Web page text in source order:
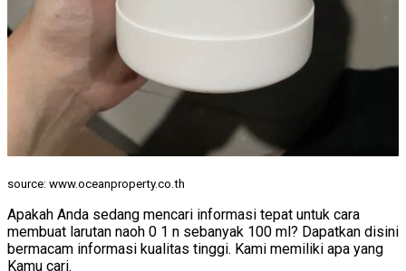
source: www.oceanproperty.co.th
Apakah Anda sedang mencari informasi tepat untuk cara
membuat larutan naoh 0 1 n sebanyak 100 ml? Dapatkan disini
bermacam informasi kualitas tinggi. Kami memiliki apa yang
Kamu cari.